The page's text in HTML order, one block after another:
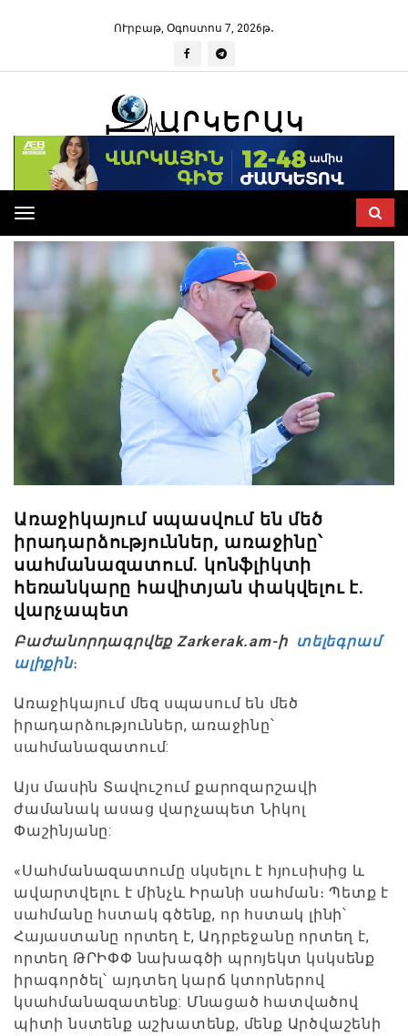
ՈՒրբաթ, Օգոստոս 7, 2026թ․
Toggle
navigation
Առաջիկայում սպասվում են մեծ
իրադարձություններ, առաջինը՝
սահմանազատում. կոնֆլիկտի
հեռանկարը հավիտյան փակվելու է.
վարչապետ
Բաժանորդագրվեք Zarkerak.am-ի տելեգրամ
ալիքին։
Առաջիկայում մեզ սպասում են մեծ
իրադարձություններ, առաջինը՝
սահմանազատում:
Այս մասին Տավուշում քարոզարշավի
ժամանակ ասաց վարչապետ Նիկոլ
Փաշինյանը:
«Սահմանազատումը սկսելու է հյուսիսից և
ավարտվելու է մինչև Իրանի սահման։ Պետք է
սահմանը հստակ գծենք, որ հստակ լինի՝
Հայաստանը որտեղ է, Ադրբեջանը որտեղ է,
որտեղ ԹՐԻՓՓ նախագծի պրոյեկտ կսկսենք
իրագործել՝ այդտեղ կարճ կտորներով
կսահմանազատենք: Մնացած հատվածով
պիտի նստենք աշխատենք, մենք Արծվաշենի